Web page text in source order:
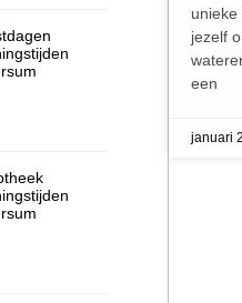
jezelf
een
januari